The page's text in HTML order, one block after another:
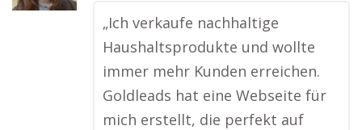
„Ich verkaufe nachhaltige
Haushaltsprodukte und wollte
immer mehr Kunden erreichen.
Goldleads hat eine Webseite für
mich erstellt, die perfekt auf